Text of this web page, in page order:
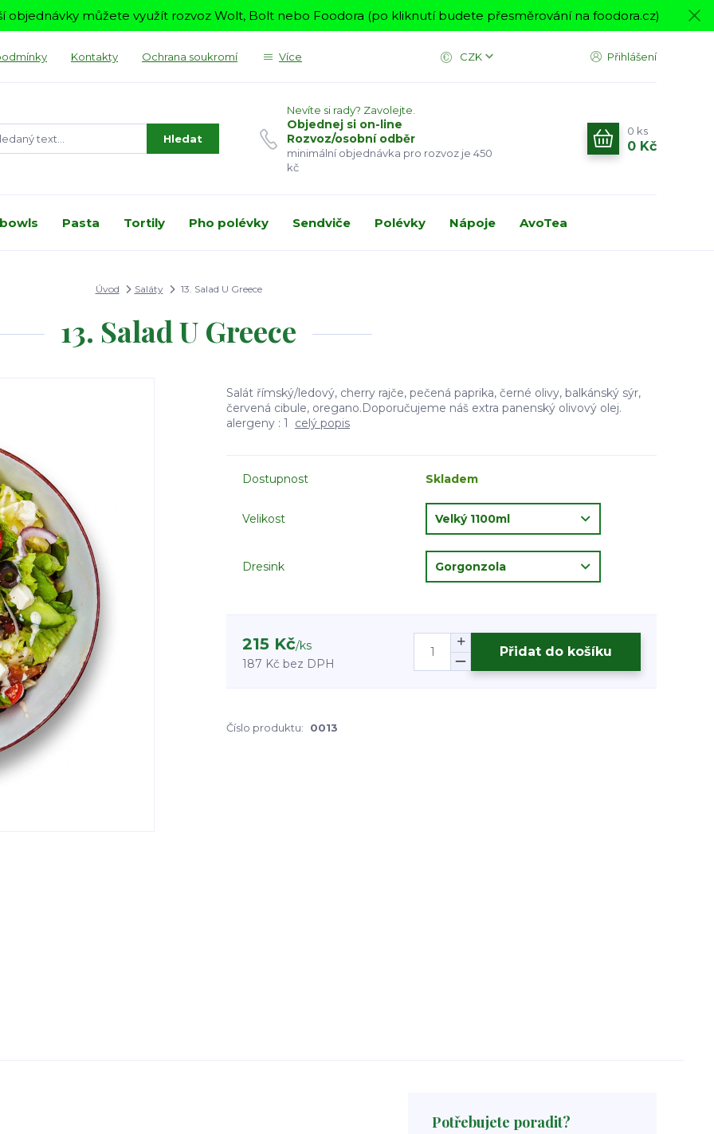
objednávky můžete využít rozvoz Wolt, Bolt nebo Foodora (po kliknutí budete přesměrování na foodora.cz)
Kontakty Ochrana soukromí Více CZK Přihlášení
Hledat
Nevíte si rady? Zavolejte.
Objednej si on-line
Rozvoz/osobní odběr
minimální objednávka pro rozvoz je 450
kč
0 ks
0 Kč
Pasta Tortily Pho polévky Sendviče Polévky Nápoje AvoTea
Úvod Saláty 13. Salad U Greece
13. Salad U Greece
Salát římský/ledový, cherry rajče, pečená paprika, černé olivy, balkánský sýr,
červená cibule, oregano.Doporučujeme náš extra panenský olivový olej.
alergeny : 1 celý popis
Dostupnost Skladem
Velikost
Dresink
215 Kč/ks
187 Kč bez DPH
Přidat do košíku
Číslo produktu: 0013
Potřebujete poradit?